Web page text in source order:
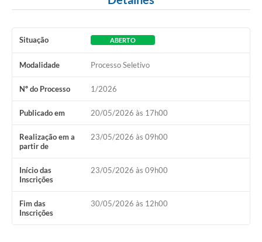
Situação ABERTO
Modalidade Processo Seletivo
Nº do Processo 1/2026
Publicado em 20/05/2026 às 17h00
Realização em a
partir de
23/05/2026 às 09h00
Início das
Inscrições
23/05/2026 às 09h00
Fim das
Inscrições
30/05/2026 às 12h00